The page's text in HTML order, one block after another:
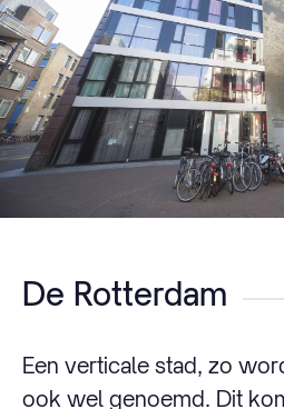
De Rotterdam
Een verticale stad, zo
ook wel genoemd. Dit